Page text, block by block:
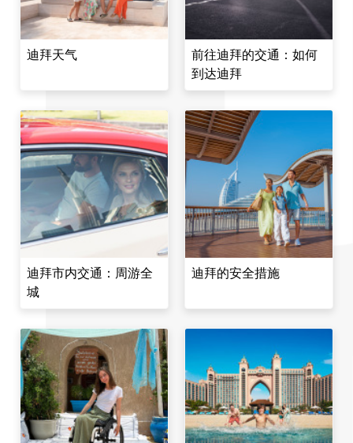
迪拜天气
前往迪拜的交通：如何
到达迪拜
迪拜市内交通：周游全
城
迪拜的安全措施